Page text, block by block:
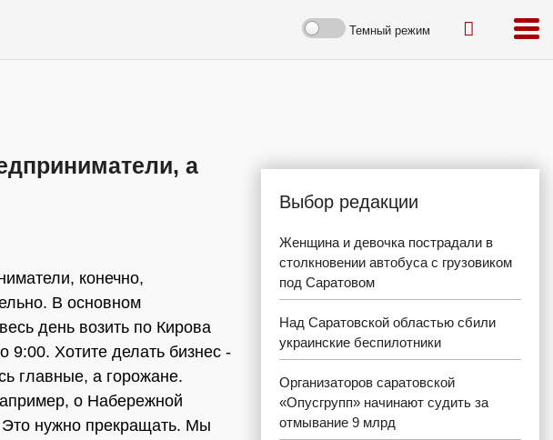
Темный режим
а
конечно,
В основном
день возить по Кирова
9:00. Хотите делать бизнес -
главные, а горожане.
о Набережной
Это нужно прекращать. Мы
Выбор редакции
Женщина и девочка пострадали в
столкновении автобуса с грузовиком
под Саратовом
Над Саратовской областью сбили
украинские беспилотники
Организаторов саратовской
«Опусгрупп» начинают судить за
отмывание 9 млрд